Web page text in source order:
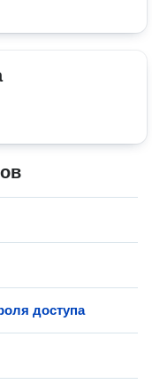
доступа